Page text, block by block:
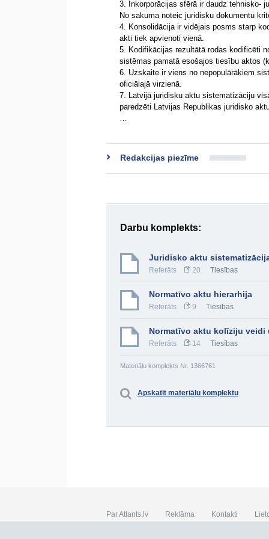
3. Inkorporācijas sfērā ir daudz tehnisko-
No sakuma noteic juridisku dokumentu
4. Konsolidācija ir vidējais posms starp
akti tiek apvienoti vienā.
5. Kodifikācijas rezultātā rodas kodificēti
sistēmas pamatā esošajos tiesību aktos
6. Uzskaite ir viens no nepopulārākiem
oficiālajā virzienā.
7. Latvijā juridisku aktu sistematizāciju
paredzēti Latvijas Republikas juridisko
…
Redakcijas piezīme
Darbu komplekts:
Juridisko aktu
Referāts 20 Tiesības
Normatīvo aktu hierarhija
Referāts 9 Tiesības
Normatīvo aktu kolīziju
Referāts 14 Tiesības
Materiālu komplekts Nr. 1366761
Apskatīt materiālu komplektu
Par Atlants.lv Reklāma Kontakti